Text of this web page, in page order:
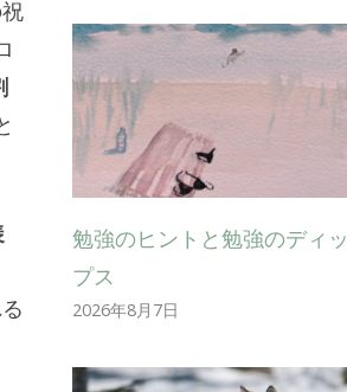
勉強のヒントと勉強のディッ
プス
2026年8月7日